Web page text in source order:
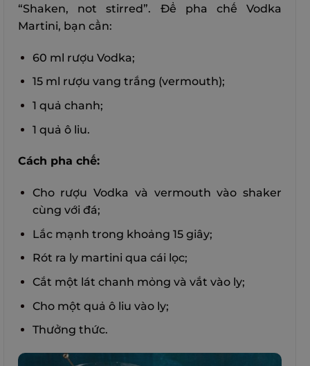
“Shaken, not stirred”. Để pha chế Vodka
Martini, bạn cần:
60 ml rượu Vodka;
15 ml rượu vang trắng (vermouth);
1 quả chanh;
1 quả ô liu.
Cách pha chế:
Cho rượu Vodka và vermouth vào shaker
cùng với đá;
Lắc mạnh trong khoảng 15 giây;
Rót ra ly martini qua cái lọc;
Cắt một lát chanh mỏng và vắt vào ly;
Cho một quả ô liu vào ly;
Thưởng thức.